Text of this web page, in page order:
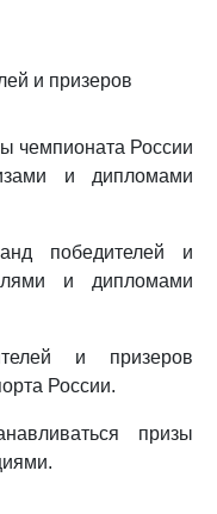
и призеров
чемпионата России
и дипломами
победителей и
и дипломами
и призеров
России.
призы